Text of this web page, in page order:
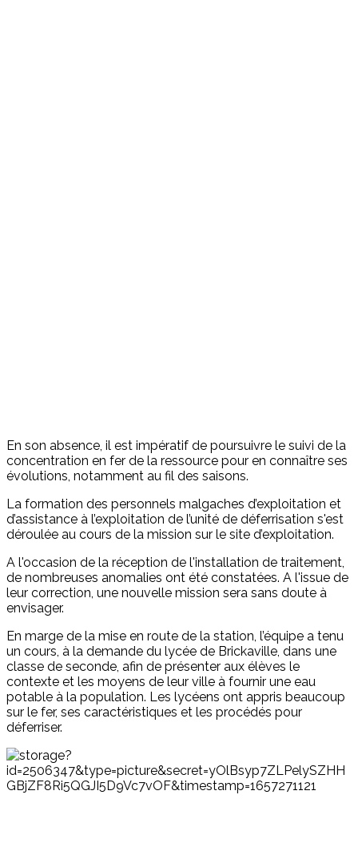
En son absence, il est impératif de poursuivre le suivi de la
concentration en fer de la ressource pour en connaître ses
évolutions, notamment au fil des saisons.
La formation des personnels malgaches d’exploitation et
d’assistance à l’exploitation de l’unité de déferrisation s'est
déroulée au cours de la mission sur le site d’exploitation.
A l'occasion de la réception de l'installation de traitement,
de nombreuses anomalies ont été constatées. A l'issue de
leur correction, une nouvelle mission sera sans doute à
envisager.
En marge de la mise en route de la station, l’équipe a tenu
un cours, à la demande du lycée de Brickaville, dans une
classe de seconde, afin de présenter aux élèves le
contexte et les moyens de leur ville à fournir une eau
potable à la population. Les lycéens ont appris beaucoup
sur le fer, ses caractéristiques et les procédés pour
déferriser.